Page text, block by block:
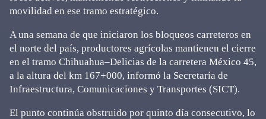
movilidad en ese tramo estratégico.
A una semana de que iniciaron los bloqueos carreteros en
el norte del país, productores agrícolas mantienen el cierre
en el tramo Chihuahua–Delicias de la carretera México 45,
a la altura del km 167+000, informó la Secretaría de
Infraestructura, Comunicaciones y Transportes (SICT).
El punto continúa obstruido por quinto día consecutivo, lo